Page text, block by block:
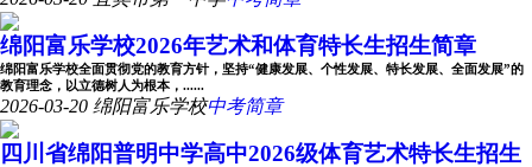
绵阳富乐学校2026年艺术和体育特长生招生简章
绵阳富乐学校全面贯彻党的教育方针，坚持“健康发展、个性发展、特长发展、全面发展”的
教育理念，以立德树人为根本，......
2026-03-20 绵阳富乐学校中考简章
四川省绵阳普明中学高中2026级体育艺术特长生招生